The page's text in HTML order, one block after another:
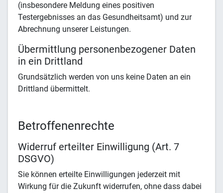
(insbesondere Meldung eines positiven
Testergebnisses an das Gesundheitsamt) und zur
Abrechnung unserer Leistungen.
Übermittlung personenbezogener Daten
in ein Drittland
Grundsätzlich werden von uns keine Daten an ein
Drittland übermittelt.
Betroffenenrechte
Widerruf erteilter Einwilligung (Art. 7
DSGVO)
Sie können erteilte Einwilligungen jederzeit mit
Wirkung für die Zukunft widerrufen, ohne dass dabei